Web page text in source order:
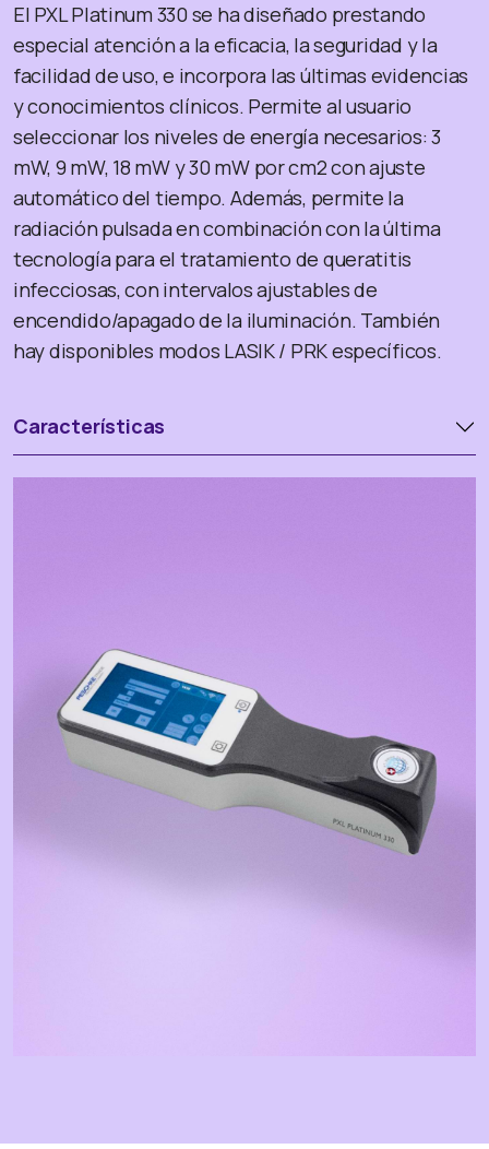
El PXL Platinum 330 se ha diseñado prestando
especial atención a la eficacia, la seguridad y la
facilidad de uso, e incorpora las últimas evidencias
y conocimientos clínicos. Permite al usuario
seleccionar los niveles de energía necesarios: 3
mW, 9 mW, 18 mW y 30 mW por cm2 con ajuste
automático del tiempo. Además, permite la
radiación pulsada en combinación con la última
tecnología para el tratamiento de queratitis
infecciosas, con intervalos ajustables de
encendido/apagado de la iluminación. También
hay disponibles modos LASIK / PRK específicos.
Características